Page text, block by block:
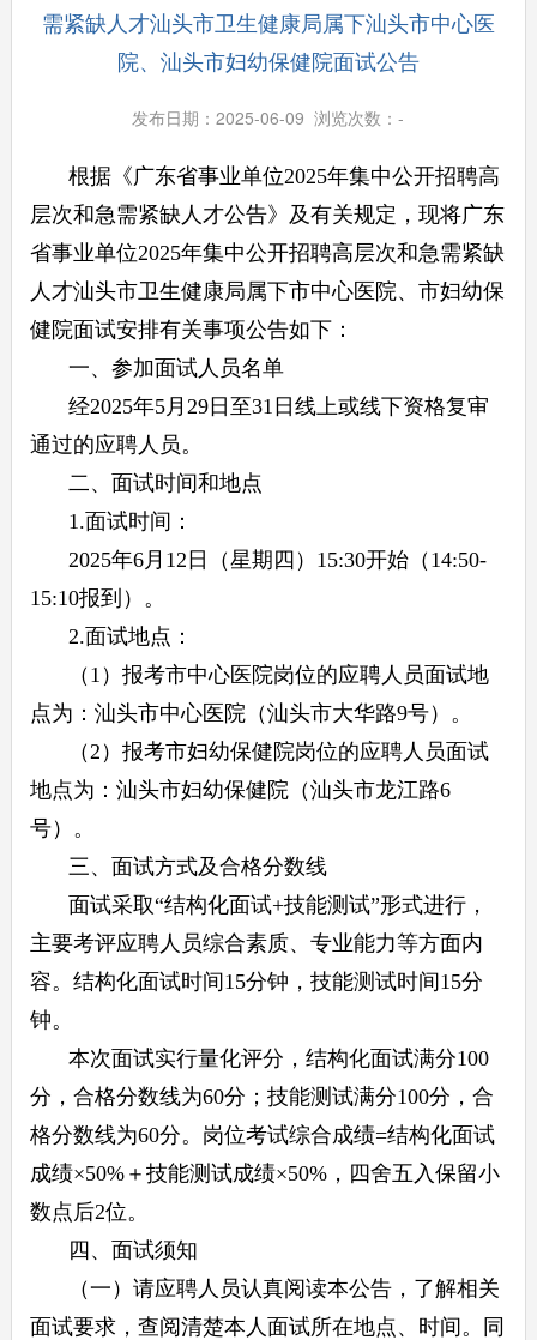
需紧缺人才汕头市卫生健康局属下汕头市中心医
院、汕头市妇幼保健院面试公告
发布日期：2025-06-09 浏览次数：-
根据《广东省事业单位2025年集中公开招聘高
层次和急需紧缺人才公告》及有关规定，现将广东
省事业单位2025年集中公开招聘高层次和急需紧缺
人才汕头市卫生健康局属下市中心医院、市妇幼保
健院面试安排有关事项公告如下：
一、参加面试人员名单
经2025年5月29日至31日线上或线下资格复审
通过的应聘人员。
二、面试时间和地点
1.面试时间：
2025年6月12日（星期四）15:30开始（14:50-
15:10报到）。
2.面试地点：
（1）报考市中心医院岗位的应聘人员面试地
点为：汕头市中心医院（汕头市大华路9号）。
（2）报考市妇幼保健院岗位的应聘人员面试
地点为：汕头市妇幼保健院（汕头市龙江路6
号）。
三、面试方式及合格分数线
面试采取“结构化面试+技能测试”形式进行，
主要考评应聘人员综合素质、专业能力等方面内
容。结构化面试时间15分钟，技能测试时间15分
钟。
本次面试实行量化评分，结构化面试满分100
分，合格分数线为60分；技能测试满分100分，合
格分数线为60分。岗位考试综合成绩=结构化面试
成绩×50%＋技能测试成绩×50%，四舍五入保留小
数点后2位。
四、面试须知
（一）请应聘人员认真阅读本公告，了解相关
面试要求，查阅清楚本人面试所在地点、时间。同